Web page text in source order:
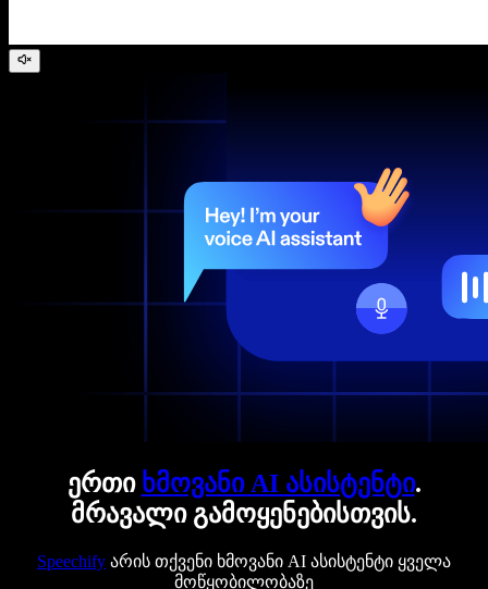
ერთი ხმოვანი AI ასისტენტი.
მრავალი გამოყენებისთვის.
Speechify არის თქვენი ხმოვანი AI ასისტენტი ყველა
მოწყობილობაზე